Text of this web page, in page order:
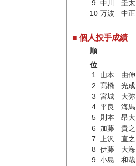
9
中川 圭太
10 万波 中正
■ 個人投手成績
順
位
1 山本 由伸
2
髙橋 光成
3
宮城 大弥
4 平良 海馬
5
則本 昂大
6
加藤 貴之
7
上沢 直之
8
伊藤 大海
9
小島 和哉